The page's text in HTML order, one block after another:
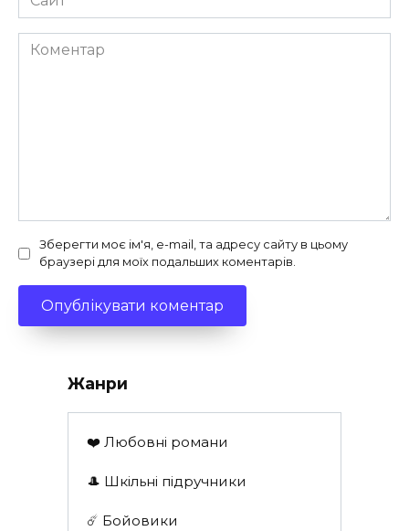
Коментар
Зберегти моє ім'я, e-mail, та адресу сайту в цьому
браузері для моїх подальших коментарів.
Жанри
❤️ Любовні романи
🎩 Шкільні підручники
☄️ Бойовики